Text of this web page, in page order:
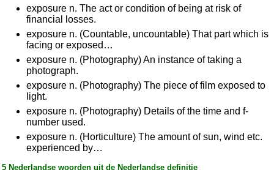
exposure n. The act or condition of being at risk of
financial losses.
exposure n. (Countable, uncountable) That part which is
facing or exposed…
exposure n. (Photography) An instance of taking a
photograph.
exposure n. (Photography) The piece of film exposed to
light.
exposure n. (Photography) Details of the time and f-
number used.
exposure n. (Horticulture) The amount of sun, wind etc.
experienced by…
5 Nederlandse woorden uit de Nederlandse definitie